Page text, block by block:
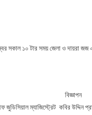
১০ টার সময় জেলা ও দায়রা জজ
বিজ্ঞাপন
ম্যাজিস্ট্রেট কবির উদ্দিন